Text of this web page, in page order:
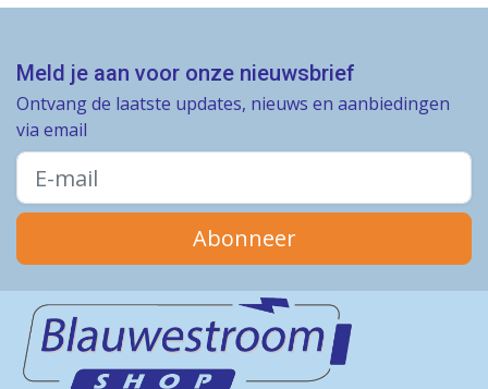
Meld je aan voor onze nieuwsbrief
Ontvang de laatste updates, nieuws en aanbiedingen
via email
Abonneer